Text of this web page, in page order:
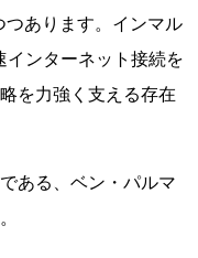
つあります。インマル
ンターネット接続を
を力強く支える存在
ある、ベン・パルマ